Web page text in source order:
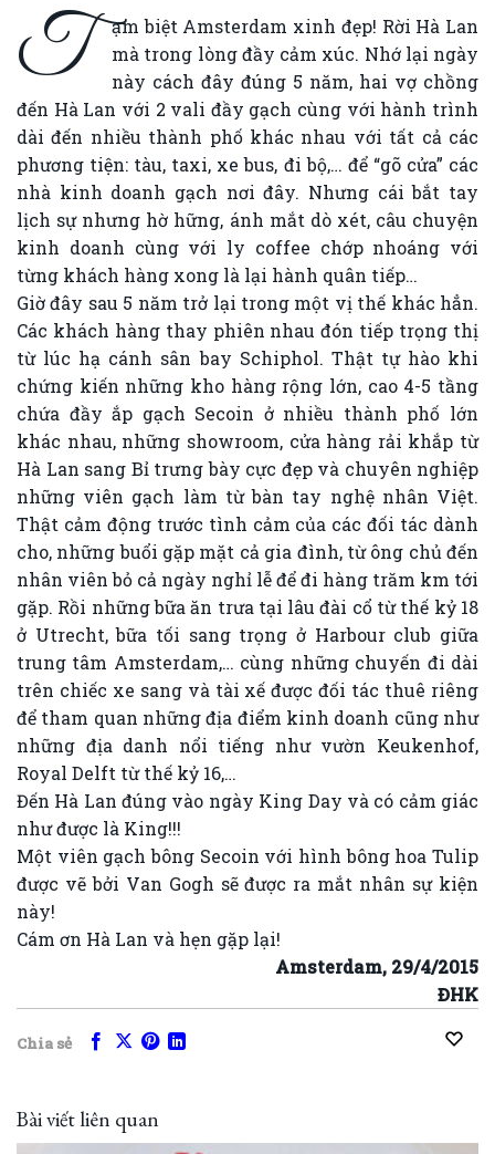
T
ạm biệt Amsterdam xinh đẹp! Rời Hà Lan
mà trong lòng đầy cảm xúc. Nhớ lại ngày
này cách đây đúng 5 năm, hai vợ chồng
đến Hà Lan với 2 vali đầy gạch cùng với hành trình
dài đến nhiều thành phố khác nhau với tất cả các
phương tiện: tàu, taxi, xe bus, đi bộ,… để “gõ cửa” các
nhà kinh doanh gạch nơi đây. Nhưng cái bắt tay
lịch sự nhưng hờ hững, ánh mắt dò xét, câu chuyện
kinh doanh cùng với ly coffee chớp nhoáng với
từng khách hàng xong là lại hành quân tiếp…
Giờ đây sau 5 năm trở lại trong một vị thế khác hẳn.
Các khách hàng thay phiên nhau đón tiếp trọng thị
từ lúc hạ cánh sân bay Schiphol. Thật tự hào khi
chứng kiến những kho hàng rộng lớn, cao 4-5 tầng
chứa đầy ắp gạch Secoin ở nhiều thành phố lớn
khác nhau, những showroom, cửa hàng rải khắp từ
Hà Lan sang Bỉ trưng bày cực đẹp và chuyên nghiệp
những viên gạch làm từ bàn tay nghệ nhân Việt.
Thật cảm động trước tình cảm của các đối tác dành
cho, những buổi gặp mặt cả gia đình, từ ông chủ đến
nhân viên bỏ cả ngày nghỉ lễ để đi hàng trăm km tới
gặp. Rồi những bữa ăn trưa tại lâu đài cổ từ thế kỷ 18
ở Utrecht, bữa tối sang trọng ở Harbour club giữa
trung tâm Amsterdam,… cùng những chuyến đi dài
trên chiếc xe sang và tài xế được đối tác thuê riêng
để tham quan những địa điểm kinh doanh cũng như
những địa danh nổi tiếng như vườn Keukenhof,
Royal Delft từ thế kỷ 16,…
Đến Hà Lan đúng vào ngày King Day và có cảm giác
như được là King!!!
Một viên gạch bông Secoin với hình bông hoa Tulip
được vẽ bởi Van Gogh sẽ được ra mắt nhân sự kiện
này!
Cám ơn Hà Lan và hẹn gặp lại!
Amsterdam, 29/4/2015
ĐHK
Chia sẻ
Bài viết liên quan